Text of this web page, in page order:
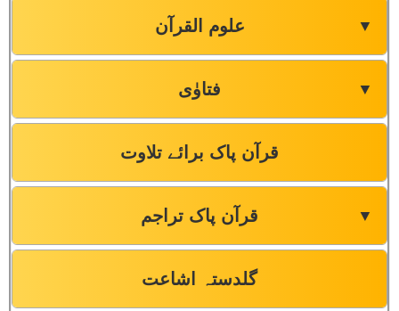
علوم القرآن ▼
فتاوٰی ▼
قرآن پاک برائے تلاوت
قرآن پاک تراجم ▼
گلدستہ اشاعت